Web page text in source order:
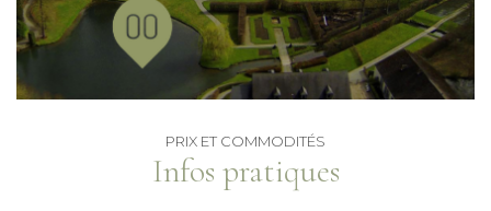
PRIX ET COMMODITÉS
Infos pratiques